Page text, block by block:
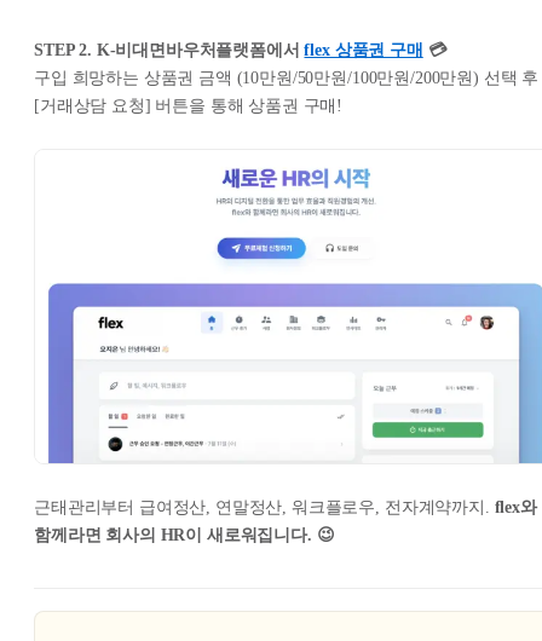
STEP 2. K-비대면바우처플랫폼에서flex 상품권 구매 💳
구입 희망하는 상품권 금액 (10만원/50만원/100만원/200만원) 선택 후
[거래상담 요청] 버튼을 통해 상품권 구매!
근태관리부터 급여정산, 연말정산, 워크플로우, 전자계약까지. flex와
함께라면 회사의 HR이 새로워집니다. 😉